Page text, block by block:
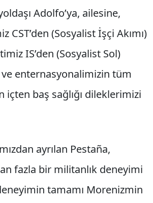
Adolfo’ya, ailesine,
CST’den (Sosyalist İşçi Akımı)
IS’den (Sosyalist Sol)
ve enternasyonalimizin tüm
içten baş sağlığı dileklerimizi
ayrılan Pestaña,
fazla bir militanlık deneyimi
tamamı Morenizmin